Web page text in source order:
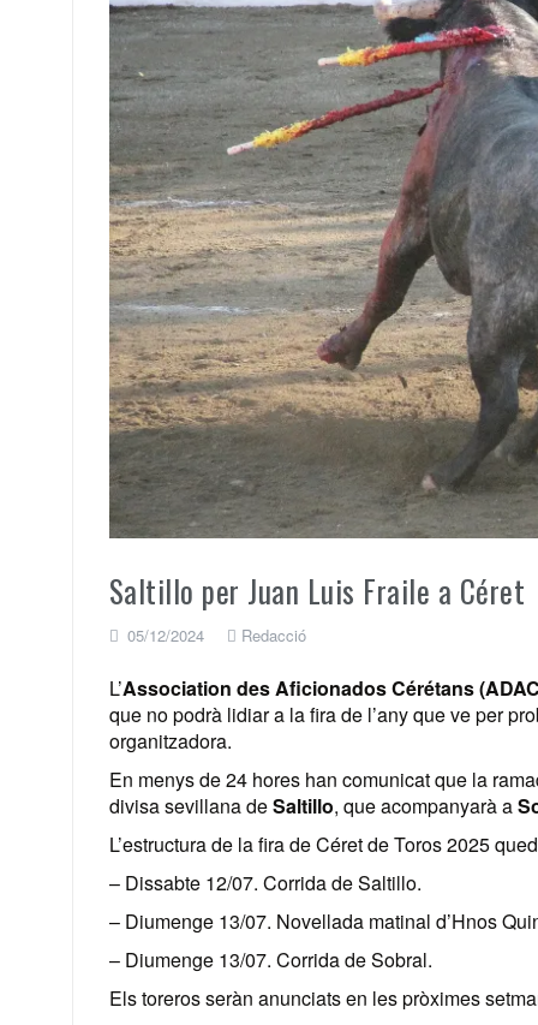
Saltillo per Juan Luis Fraile a Céret
05/12/2024 Redacció
L’Association des Aficionados Cérétans
que no podrà lidiar a la fira de l’any que ve per
organitzadora.
En menys de 24 hores han comunicat que la
divisa sevillana deSaltillo, que acompanyarà a
L’estructura de la fira de Céret de Toros 2025
– Dissabte 12/07. Corrida de Saltillo.
– Diumenge 13/07. Novellada matinal d’Hnos
– Diumenge 13/07. Corrida de Sobral.
Els toreros seràn anunciats en les pròximes